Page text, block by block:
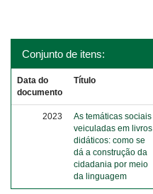
Conjunto de itens:
Data do
documento
Título
2023
As temáticas sociais
veiculadas em livros
didáticos: como se
dá a construção da
cidadania por meio
da linguagem